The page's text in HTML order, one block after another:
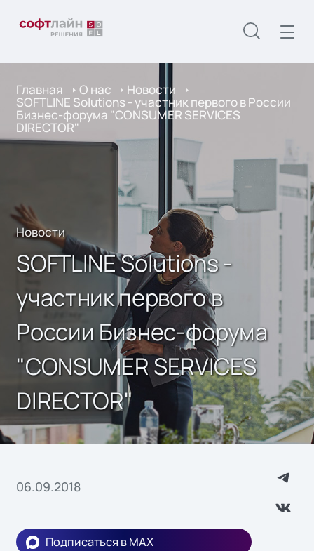
Главная О нас Новости
SOFTLINE Solutions - участник первого в России
Бизнес-форума "CONSUMER SERVICES
DIRECTOR"
Новости
SOFTLINE Solutions -
участник первого в
России Бизнес-форума
"CONSUMER SERVICES
DIRECTOR"
06.09.2018
Подписаться в MAX